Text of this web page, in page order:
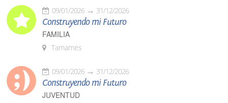
09/01/2026 31/12/2026
Construyendo mi Futuro
FAMILIA
Tamames
09/01/2026 31/12/2026
Construyendo mi Futuro
JUVENTUD